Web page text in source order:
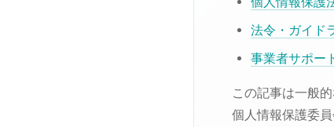
法令・ガイド
事業者サポー
この記事は一般
個人情報保護委